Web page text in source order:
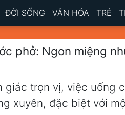
ĐỜI SỐNG VĂN HÓA TRẺ
phở: Ngon miệng
giác trọn vị, việc uống
xuyên, đặc biệt với